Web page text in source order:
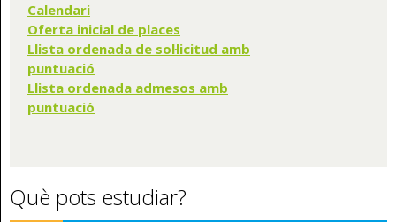
Calendari
Oferta inicial de places
Llista ordenada de sol·licitud amb
puntuació
Llista ordenada admesos amb
puntuació
Què pots estudiar?